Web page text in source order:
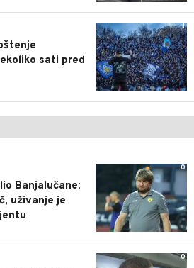
1
sati pred
0
Banjalučane:
uživanje je
0